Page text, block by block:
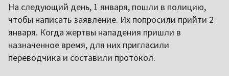
На следующий день, 1 января, пошли в полицию,
чтобы написать заявление. Их попросили прийти 2
января. Когда жертвы нападения пришли в
назначенное время, для них пригласили
переводчика и составили протокол.